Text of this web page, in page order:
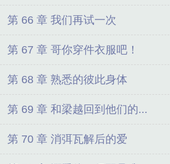
第 66 章 我们再试一次
第 67 章 哥你穿件衣服吧！
第 68 章 熟悉的彼此身体
第 69 章 和梁越回到他们的...
第 70 章 消弭瓦解后的爱